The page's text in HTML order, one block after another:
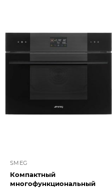
SMEG
Компактный
многофункциональный